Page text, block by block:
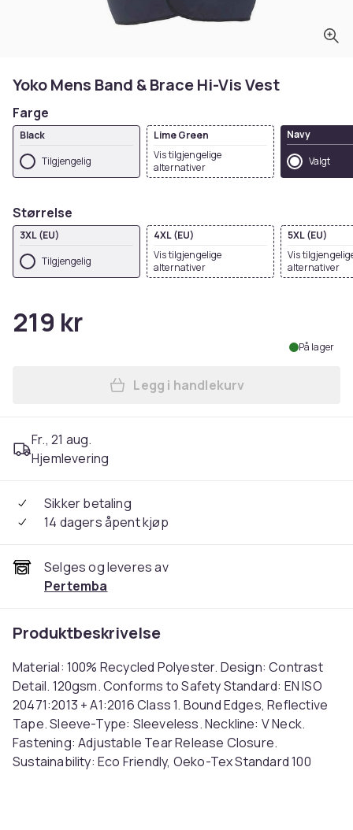
Yoko Mens Band & Brace Hi-Vis Vest
Farge
Black
Tilgjengelig
Lime Green
Vis tilgjengelige
alternativer
Navy
Valgt
Størrelse
3XL (EU)
Tilgjengelig
4XL (EU)
Vis tilgjengelige
alternativer
5XL (EU)
Vis
alternativer
219 kr
På lager
Legg Yoko Mens Band &
Legg i handlekurv
Fr., 21 aug.
Hjemlevering
Sikker betaling
14 dagers åpent kjøp
Selges og leveres av
Pertemba
Produktbeskrivelse
Material: 100% Recycled Polyester. Design: Contrast
Detail. 120gsm. Conforms to Safety Standard: EN ISO
20471:2013 + A1:2016 Class 1. Bound Edges, Reflective
Tape. Sleeve-Type: Sleeveless. Neckline: V Neck.
Fastening: Adjustable Tear Release Closure.
Sustainability: Eco Friendly, Oeko-Tex Standard 100